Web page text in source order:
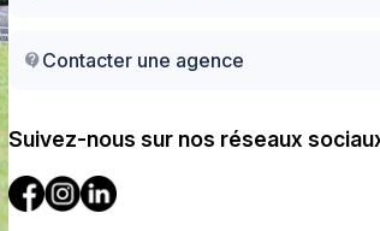
contact_supportContacter une agence
Suivez-nous sur nos réseaux